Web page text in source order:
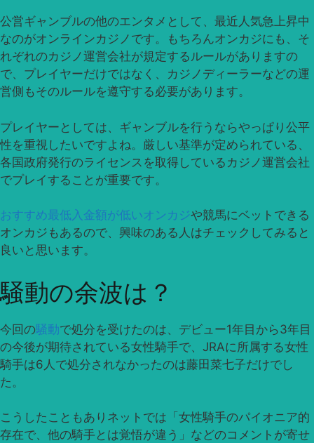
公営ギャンブルの他のエンタメとして、最近人気急上昇中
なのがオンラインカジノです。もちろんオンカジにも、そ
れぞれのカジノ運営会社が規定するルールがありますの
で、プレイヤーだけではなく、カジノディーラーなどの運
営側もそのルールを遵守する必要があります。
プレイヤーとしては、ギャンブルを行うならやっぱり公平
性を重視したいですよね。厳しい基準が定められている、
各国政府発行のライセンスを取得しているカジノ運営会社
でプレイすることが重要です。
おすすめ最低入金額が低いオンカジや競馬にベットできる
オンカジもあるので、興味のある人はチェックしてみると
良いと思います。
騒動の余波は？
今回の騒動で処分を受けたのは、デビュー1年目から3年目
の今後が期待されている女性騎手で、JRAに所属する女性
騎手は6人で処分されなかったのは藤田菜七子だけでし
た。
こうしたこともありネットでは「女性騎手のパイオニア的
存在で、他の騎手とは覚悟が違う」などのコメントが寄せ